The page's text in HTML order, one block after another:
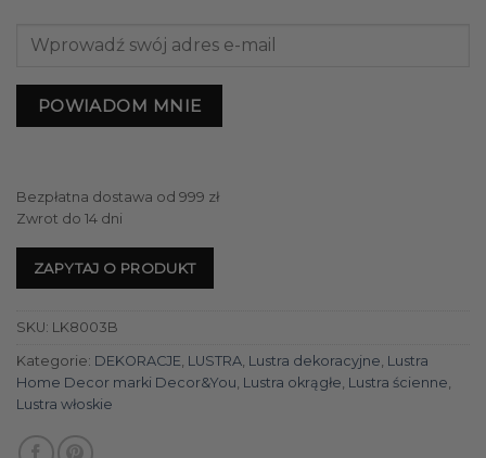
POWIADOM MNIE
Bezpłatna dostawa od 999 zł
Zwrot do 14 dni
ZAPYTAJ O PRODUKT
SKU: LK8003B
Kategorie: DEKORACJE, LUSTRA, Lustra dekoracyjne, Lustra
Home Decor marki Decor&You, Lustra okrągłe, Lustra ścienne,
Lustra włoskie